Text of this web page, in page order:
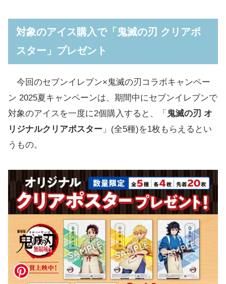
ー」プレゼント
セブンイレブンで「鬼滅の刃 A4クリアファイ
ル」プレゼントキャンペーンも8月14日スタ
『鬼滅の刃』×セブンコラボのセブンネット
限定グッズも8月14日から予約販売
対象のアイス購入で「鬼滅の刃 クリアポ
スター」プレゼント
今回のセブンイレブン×鬼滅の刃コラボキャンペー
ン 2025夏キャンペーンは、期間中にセブンイレブンで
対象のアイスを一度に2個購入すると、「 鬼滅の刃 オ
リジナルクリアポスター 」(全5種)を1枚もらえるとい
うもの。